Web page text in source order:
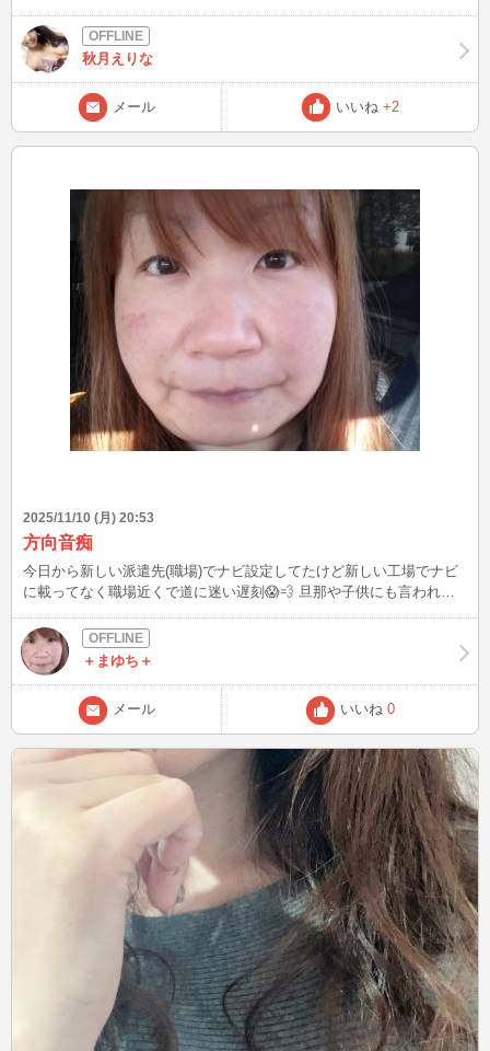
がほとんどだからです。 待機を見て違うと思われたのかもしれませ
んし、そのような方々をいちいち責めたりはしませんが、人の時間を
使っているということを考えていただきたいです。 また、ここはノ
ンアダルトサイトです。 ノンアダルトとは、人前でできないような
姿にならないということです。 他の女性が何をしているのか知りま
せんが、私は一切脱ぎませんし映しません。 迷惑なのでそういった
ルトをしたい女性は紹介しますのでアダルトサイトに登録してくださ
ですし、男性が脱いだり見せたりするのは構いませんが、私に求める
ことはおやめください。 以上お知らせでした。
秋月えりな
メール いいね +2
2025/11/10 (月) 20:53
方向音痴
今日から新しい派遣先(職場)でナビ設定してたけど新しい工場でナビ
に載ってなく職場近くで道に迷い遅刻😱💨 旦那や子供にも言われる
＋まゆち＋
メール いいね 0